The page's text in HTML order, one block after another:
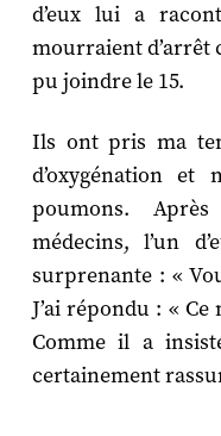
d’eux lui a
mourraient d’arrêt
pu joindre le 15.
Ils ont pris ma
d’oxygénation et
poumons.
médecins, l’un
surprenante : «
J’ai répondu : « Ce
Comme il a
certainement